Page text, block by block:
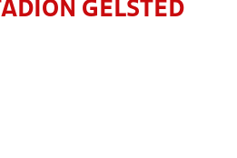
GELSTED